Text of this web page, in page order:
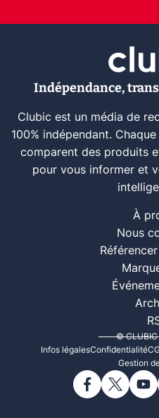
Indépendance,
Clubic est un média de
100% indépendant.
comparent des produits
pour vous informer et
À
Nous
© CLUBIC
Infos légalesConfidentialité
Gestion